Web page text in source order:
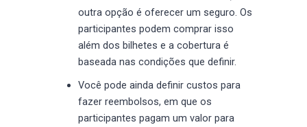
outra opção é oferecer um seguro. Os
participantes podem comprar isso
além dos bilhetes e a cobertura é
baseada nas condições que definir.
Você pode ainda definir custos para
fazer reembolsos, em que os
participantes pagam um valor para